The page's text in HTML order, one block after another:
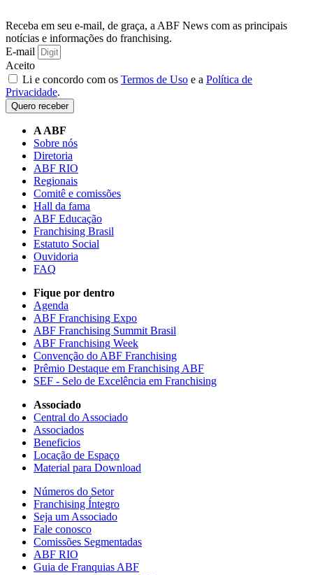
Receba em seu e-mail, de graça, a ABF News com as principais
notícias e informações do franchising.
E-mail
Aceito
Li e concordo com os Termos de Uso e a Política de
Privacidade.
Quero receber
A ABF
Sobre nós
Diretoria
ABF RIO
Regionais
Comitê e comissões
Hall da fama
ABF Educação
Franchising Brasil
Estatuto Social
Ouvidoria
FAQ
Fique por dentro
Agenda
ABF Franchising Expo
ABF Franchising Summit Brasil
ABF Franchising Week
Convenção do ABF Franchising
Prêmio Destaque em Franchising ABF
SEF - Selo de Excelência em Franchising
Associado
Central do Associado
Associados
Beneficios
Locação de Espaço
Material para Download
Números do Setor
Franchising Íntegro
Seja um Associado
Fale conosco
Comissões Segmentadas
ABF RIO
Guia de Franquias ABF